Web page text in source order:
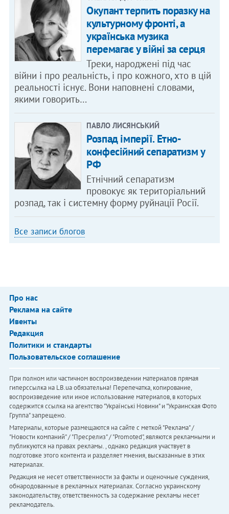
Окупант терпить поразку на
культурному фронті, а
українська музика
перемагає у війні за серця
Треки, народжені під час
війни і про реальність, і про кожного, хто в цій
реальності існує. Вони наповнені словами,
якими говорить…
ПАВЛО ЛИСЯНСЬКИЙ
Розпад імперії. Етно-
конфесійний сепаратизм у
РФ
Етнічний сепаратизм
провокує як територіальний
розпад, так і системну форму руйнації Росії.
Все записи блогов
Про нас
Реклама на сайте
Ивенты
Редакция
Политики и стандарты
Пользовательское соглашение
При полном или частичном воспроизведении материалов прямая
гиперссылка на LB.ua обязательна! Перепечатка, копирование,
воспроизведение или иное использование материалов, в которых
содержится ссылка на агентство "Українськi Новини" и "Украинская Фото
Группа" запрещено.
Материалы, которые размещаются на сайте с меткой "Реклама" /
"Новости компаний" / "Пресрелиз" / "Promoted", являются рекламными и
публикуются на правах рекламы. , однако редакция участвует в
подготовке этого контента и разделяет мнения, высказанные в этих
материалах.
Редакция не несет ответственности за факты и оценочные суждения,
обнародованные в рекламных материалах. Согласно украинскому
законодательству, ответственность за содержание рекламы несет
рекламодатель.